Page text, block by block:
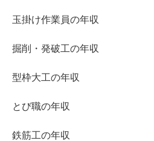
玉掛け作業員の年収
掘削・発破工の年収
型枠大工の年収
とび職の年収
鉄筋工の年収